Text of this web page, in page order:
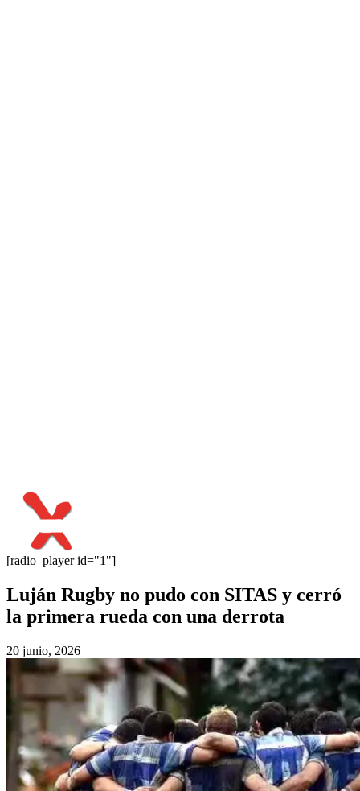
[radio_player id="1"]
Luján Rugby no pudo con SITAS y cerró
la primera rueda con una derrota
20 junio, 2026